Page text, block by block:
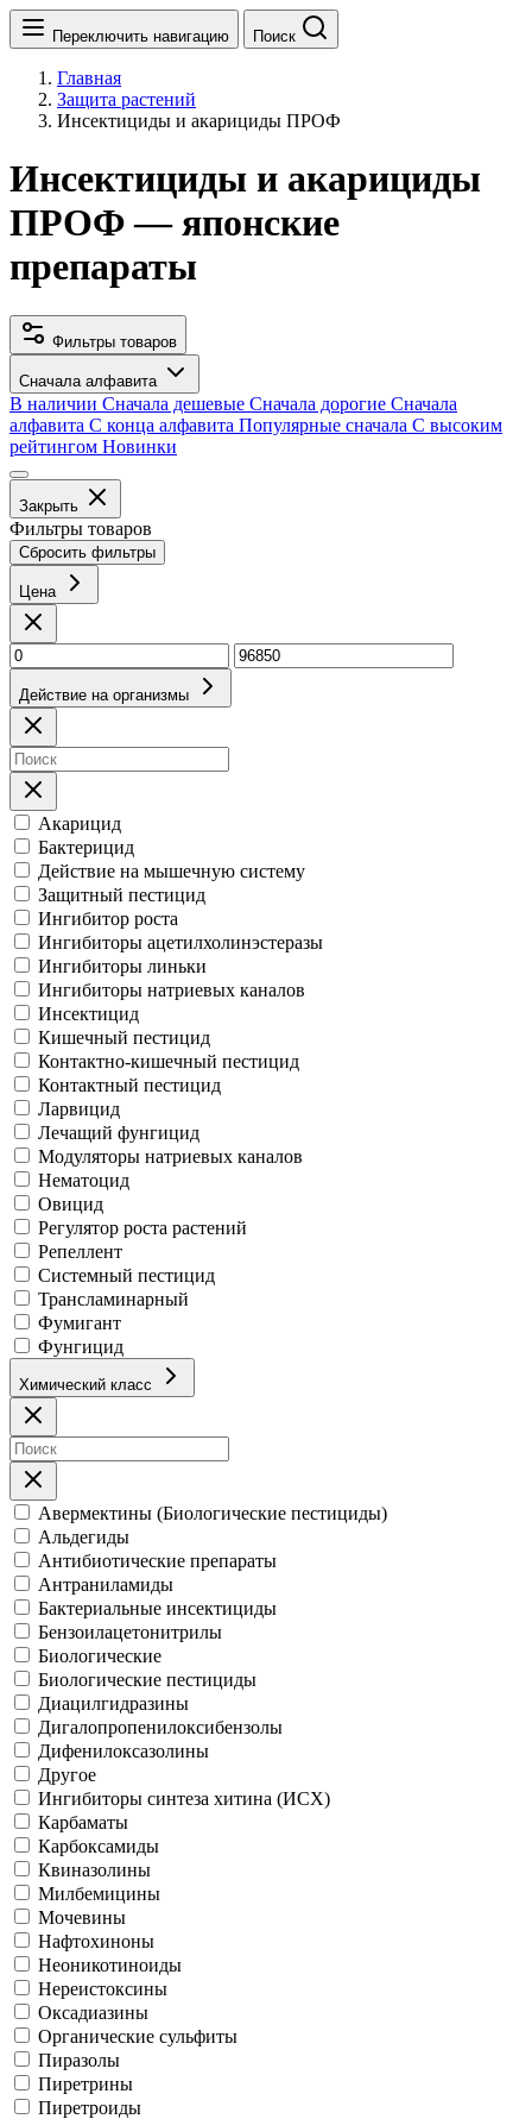
Переключить навигацию Поиск
Главная
Защита растений
Инсектициды и акарициды ПРОФ
Инсектициды и акарициды
ПРОФ — японские
препараты
Фильтры товаров
Сначала алфавита
В наличии Сначала дешевые Сначала дорогие Сначала
алфавита С конца алфавита Популярные сначала С высоким
рейтингом Новинки
Закрыть
Фильтры товаров
Сбросить фильтры
Цена
Действие на организмы
Акарицид
Бактерицид
Действие на мышечную систему
Защитный пестицид
Ингибитор роста
Ингибиторы ацетилхолинэстеразы
Ингибиторы линьки
Ингибиторы натриевых каналов
Инсектицид
Кишечный пестицид
Контактно-кишечный пестицид
Контактный пестицид
Ларвицид
Лечащий фунгицид
Модуляторы натриевых каналов
Нематоцид
Овицид
Регулятор роста растений
Репеллент
Системный пестицид
Трансламинарный
Фумигант
Фунгицид
Химический класс
Авермектины (Биологические пестициды)
Альдегиды
Антибиотические препараты
Антраниламиды
Бактериальные инсектициды
Бензоилацетонитрилы
Биологические
Биологические пестициды
Диацилгидразины
Дигалопропенилоксибензолы
Дифенилоксазолины
Другое
Ингибиторы синтеза хитина (ИСХ)
Карбаматы
Карбоксамиды
Квиназолины
Милбемицины
Мочевины
Нафтохиноны
Неоникотиноиды
Нереистоксины
Оксадиазины
Органические сульфиты
Пиразолы
Пиретрины
Пиретроиды